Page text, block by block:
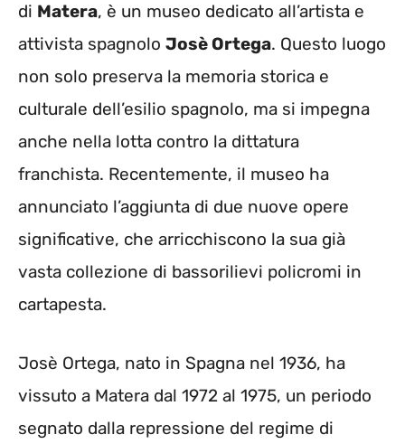
di Matera, è un museo dedicato all’artista e
attivista spagnolo Josè Ortega. Questo luogo
non solo preserva la memoria storica e
culturale dell’esilio spagnolo, ma si impegna
anche nella lotta contro la dittatura
franchista. Recentemente, il museo ha
annunciato l’aggiunta di due nuove opere
significative, che arricchiscono la sua già
vasta collezione di bassorilievi policromi in
cartapesta.
Josè Ortega, nato in Spagna nel 1936, ha
vissuto a Matera dal 1972 al 1975, un periodo
segnato dalla repressione del regime di